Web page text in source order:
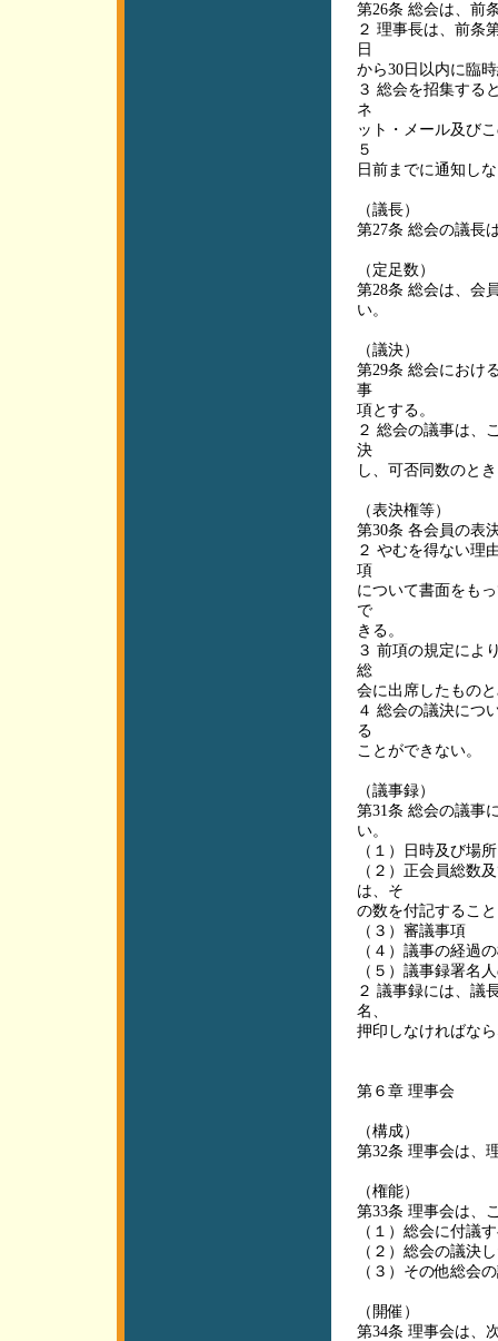
第26条 総会は、前
２ 理事長は、前条
日
から30日以内に臨
３ 総会を招集する
ネ
ット・メール及び
５
日前までに通知し
（議長）
第27条 総会の議長
（定足数）
第28条 総会は、会
い。
（議決）
第29条 総会におけ
事
項とする。
２ 総会の議事は、
決
し、可否同数のと
（表決権等）
第30条 各会員の表
２ やむを得ない理
項
について書面をも
で
きる。
３ 前項の規定によ
総
会に出席したもの
４ 総会の議決につ
る
ことができない。
（議事録）
第31条 総会の議事
い。
（１）日時及び場所
（２）正会員総数
は、そ
の数を付記するこ
（３）審議事項
（４）議事の経過
（５）議事録署名
２ 議事録には、議
名、
押印しなければな
第６章 理事会
（構成）
第32条 理事会は、
（権能）
第33条 理事会は、
（１）総会に付議
（２）総会の議決
（３）その他総会
（開催）
第34条 理事会は、